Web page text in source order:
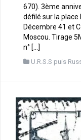
670). 3ème
défilé sur la place
Décembre 41 et
Moscou.
n° […]
U.R.S.S puis